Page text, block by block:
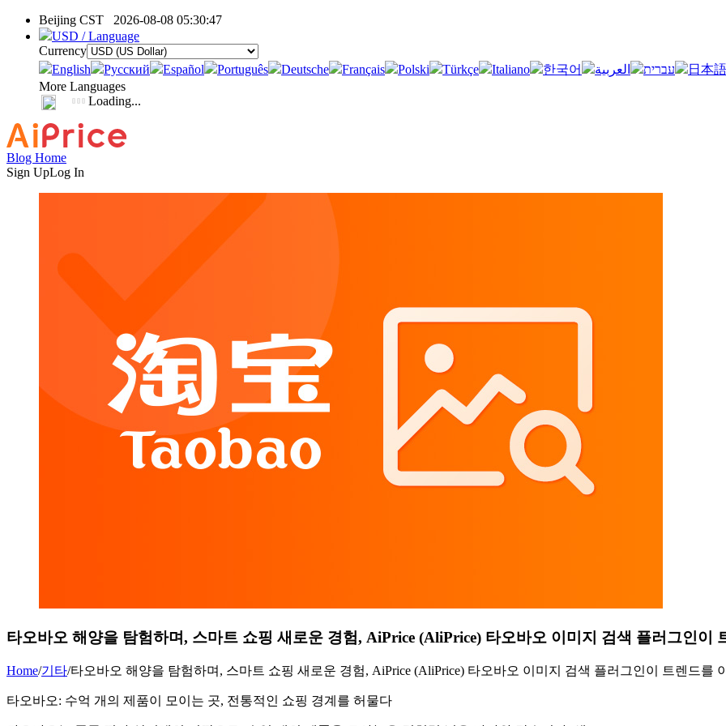
Beijing CST 2026-08-08 05:30:47
USD / Language
Currency
English
Pусский Español Português Deutsche Français Polski Türkçe Italiano 한국어 עברית العربية 日本語
More Languages
Loading...
Blog Home
Sign UpLog In
타오바오 해양을 탐험하며, 스마트 쇼핑 새로운 경험, AiPrice (AliPrice) 타오바오 이미지 검색 플러그인이
Home/기타/타오바오 해양을 탐험하며, 스마트 쇼핑 새로운 경험, AiPrice (AliPrice) 타오바오 이미지 검색 플러그인이 트렌드를
타오바오: 수억 개의 제품이 모이는 곳, 전통적인 쇼핑 경계를 허물다